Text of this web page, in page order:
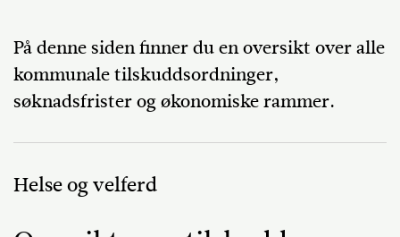
På denne siden finner du en oversikt over alle
kommunale tilskuddsordninger,
søknadsfrister og økonomiske rammer.
Helse og velferd